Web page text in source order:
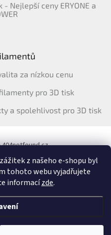
z našeho e-shopu byl
tohoto webu vyjadřujete
informacízde.
Nejlepší ceny ERYONE a
za nízkou cenu
pro 3D tisk
a spolehlivost pro 3D tisk
404notfound.cz
pro ČR
&